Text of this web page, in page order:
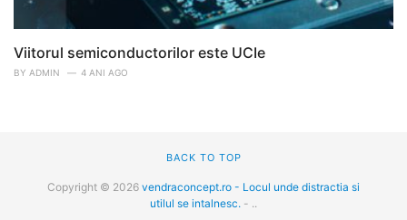
Viitorul semiconductorilor este UCIe
BY ADMIN 4 ANI AGO
BACK TO TOP
Copyright © 2026 vendraconcept.ro - Locul unde distractia si
utilul se intalnesc. - ..